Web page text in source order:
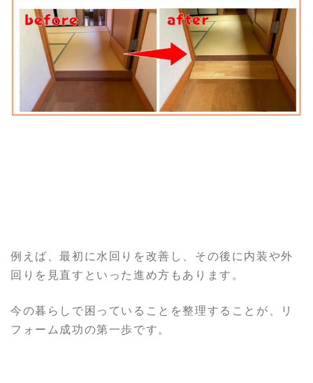
例えば、最初に水回りを改善し、その後に内装や外
回りを見直すといった進め方もあります。
今の暮らしで困っていることを整理することが、リ
フォーム成功の第一歩です。